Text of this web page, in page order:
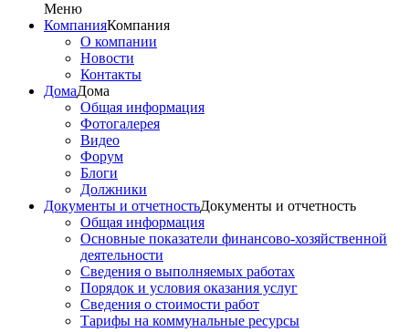
Меню
КомпанияКомпания
О компании
Новости
Контакты
ДомаДома
Общая информация
Фотогалерея
Видео
Форум
Блоги
Должники
Документы и отчетностьДокументы и отчетность
Общая информация
Основные показатели финансово-хозяйственной
деятельности
Сведения о выполняемых работах
Порядок и условия оказания услуг
Сведения о стоимости работ
Тарифы на коммунальные ресурсы